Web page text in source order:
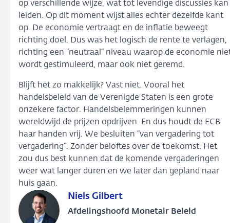
op verschillende wijze, wat tot levendige discussies kan
leiden. Op dit moment wijst alles echter dezelfde kant
op. De economie vertraagt en de inflatie beweegt
richting doel. Dus was het logisch de rente te verlagen,
richting een “neutraal” niveau waarop de economie
wordt gestimuleerd, maar ook niet geremd.
Blijft het zo makkelijk? Vast niet. Vooral het
handelsbeleid van de Verenigde Staten is een grote
onzekere factor. Handelsbelemmeringen kunnen
wereldwijd de prijzen opdrijven. En dus houdt de ECB
haar handen vrij. We besluiten “van vergadering tot
vergadering”. Zonder beloftes over de toekomst. Het
zou dus best kunnen dat de komende vergaderingen
weer wat langer duren en we later dan gepland naar
huis gaan.
Niels Gilbert
Afdelingshoofd Monetair Beleid